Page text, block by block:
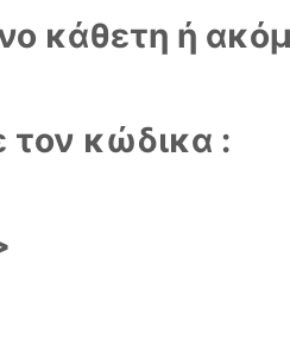
κάθετη ή
τον κώδικα :